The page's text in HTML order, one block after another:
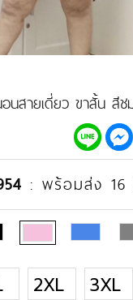
นสายเดี่ยว ขาสั้น สี
: พร้อมส่ง 16
2XL 3XL